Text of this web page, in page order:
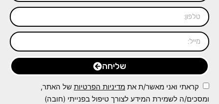
שליחה
קראתי ואני מאשר/ת את מדיניות הפרטיות של האתר,
ומסכים/ה לשמירת המידע לצורך טיפול בפנייתי (חובה)